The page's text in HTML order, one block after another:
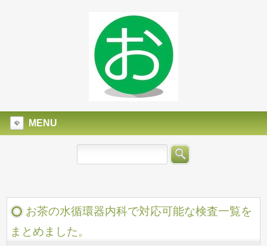
MENU
お茶の水循環器内科で対応可能な検査一覧を
まとめました。